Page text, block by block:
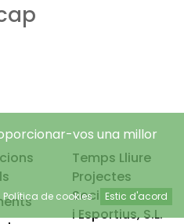
Temps Lliure
Projectes
Socioeducatius
i Esportius, S.L.
vos una millor
Política de cookies Estic d'acord